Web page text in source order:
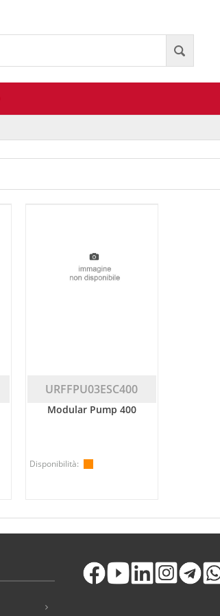
URFFPU03ESC400
Modular Pump 400
Disponibilità: